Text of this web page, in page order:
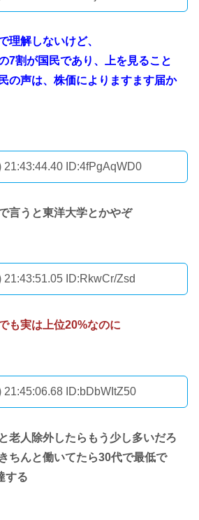
理解しないけど、
7割が国民であり、上を見ること
の声は、株価によりますます届か
21:43:44.40 ID:4fPgAqWD0
言うと東洋大学とかやぞ
21:43:51.05 ID:RkwCr/Zsd
も実は上位20%なのに
21:45:06.68 ID:bDbWItZ50
老人除外したらもう少し多いだろ
ちんと働いてたら30代で最低で
する